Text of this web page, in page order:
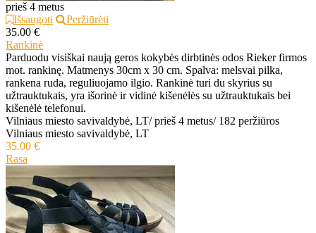
prieš 4 metus
Išsaugoti
Peržiūrėti
35.00 €
Rankinė
Parduodu visiškai naują geros kokybės dirbtinės odos Rieker firmos
mot. rankinę. Matmenys 30cm x 30 cm. Spalva: melsvai pilka,
rankena ruda, reguliuojamo ilgio. Rankinė turi du skyrius su
užtrauktukais, yra išorinė ir vidinė kišenėlės su užtrauktukais bei
kišenėlė telefonui.
Vilniaus miesto savivaldybė, LT/ prieš 4 metus/ 182 peržiūros
Vilniaus miesto savivaldybė, LT
35.00 €
Rasa